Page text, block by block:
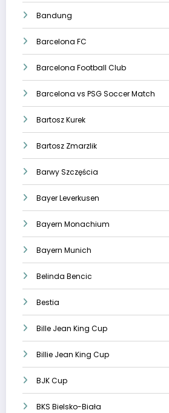
Bandung
Barcelona FC
Barcelona Football Club
Barcelona vs PSG Soccer Match
Bartosz Kurek
Bartosz Zmarzlik
Barwy Szczęścia
Bayer Leverkusen
Bayern Monachium
Bayern Munich
Belinda Bencic
Bestia
Bille Jean King Cup
Billie Jean King Cup
BJK Cup
BKS Bielsko-Biała